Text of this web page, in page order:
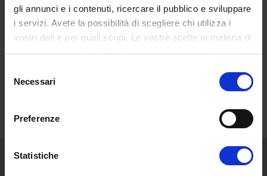
gli annunci e i contenuti, ricercare il pubblico e sviluppare
i servizi. Avete la possibilità di scegliere chi utilizza i
vostri dati e per quali scopi. Le vostre scelte in materia di
privacy sono applicabili solo su questa proprietà digitale
modificare o revocare il proprio consenso in qualsiasi
momento dalla Dichiarazione sui cookie o facendo clic
raccogliere informazioni sulla tua posizione
geografica, con un'approssimazione di qualche
delNecessari
Preferenze
Statistiche
FAQ TIROCINIO DIRETTO 48 CFU
NORMATIVA DI RIFERIMENTO